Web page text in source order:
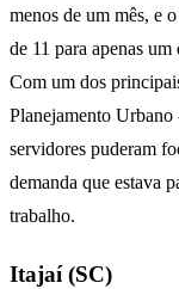
menos de um mês, e
de 11 para apenas
Com um dos
Planejamento Urbano
servidores puderam
demanda que estava
trabalho.
Itajaí (SC)